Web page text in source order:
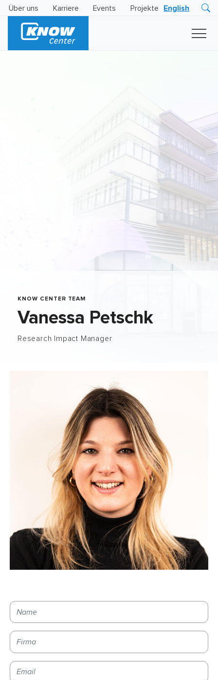
Über uns Karriere Events Projekte English
Gütesiegel
KNOW CENTER TEAM
Vanessa Petschk
Research Impact Manager